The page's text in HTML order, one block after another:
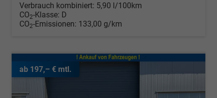
Verbrauch kombiniert: 5,90 l/100km
CO2-Klasse: D
CO2-Emissionen: 133,00 g/km
ab 197,– € mtl.